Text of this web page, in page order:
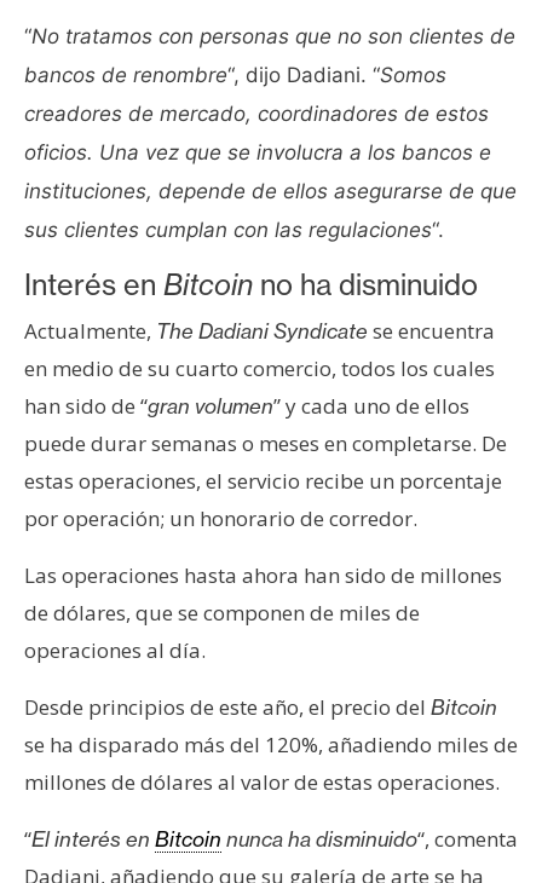
“No tratamos con personas que no son clientes de
bancos de renombre“, dijo Dadiani. “Somos
creadores de mercado, coordinadores de estos
oficios. Una vez que se involucra a los bancos e
instituciones, depende de ellos asegurarse de que
sus clientes cumplan con las regulaciones“.
Interés en Bitcoin no ha disminuido
Actualmente, The Dadiani Syndicate se encuentra
en medio de su cuarto comercio, todos los cuales
han sido de “gran volumen” y cada uno de ellos
puede durar semanas o meses en completarse. De
estas operaciones, el servicio recibe un porcentaje
por operación; un honorario de corredor.
Las operaciones hasta ahora han sido de millones
de dólares, que se componen de miles de
operaciones al día.
Desde principios de este año, el precio del Bitcoin
se ha disparado más del 120%, añadiendo miles de
millones de dólares al valor de estas operaciones.
“El interés en Bitcoin nunca ha disminuido“, comenta
Dadiani, añadiendo que su galería de arte se ha